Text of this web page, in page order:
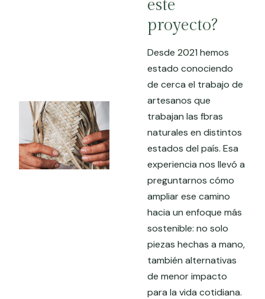
este
proyecto?
Desde 2021 hemos
estado conociendo
de cerca el trabajo de
artesanos que
trabajan las fbras
naturales en distintos
estados del país. Esa
experiencia nos llevó a
preguntarnos cómo
ampliar ese camino
hacia un enfoque más
sostenible: no solo
piezas hechas a mano,
también alternativas
de menor impacto
para la vida cotidiana.